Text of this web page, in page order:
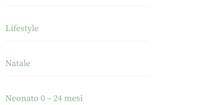
Lifestyle
Natale
Neonato 0 – 24 mesi